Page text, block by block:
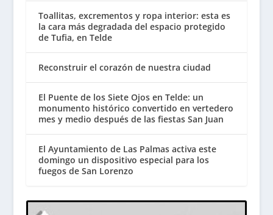
Toallitas, excrementos y ropa interior: esta es
la cara más degradada del espacio protegido
de Tufia, en Telde
Reconstruir el corazón de nuestra ciudad
El Puente de los Siete Ojos en Telde: un
monumento histórico convertido en vertedero
mes y medio después de las fiestas San Juan
El Ayuntamiento de Las Palmas activa este
domingo un dispositivo especial para los
fuegos de San Lorenzo